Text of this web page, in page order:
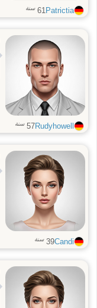
Patrictia
61 سنة
Rudyhowell
57 سنة
Candi
39 سنة